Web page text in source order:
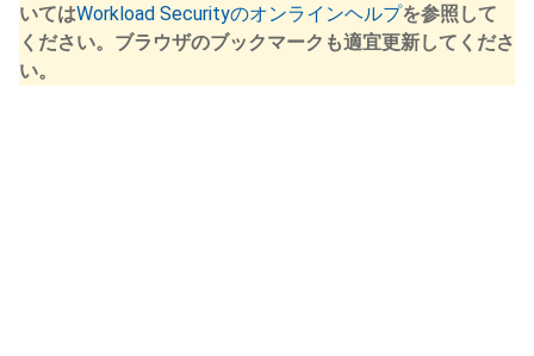
いてはWorkload Securityのオンラインヘルプを参照して
ください。ブラウザのブックマークも適宜更新してくださ
い。